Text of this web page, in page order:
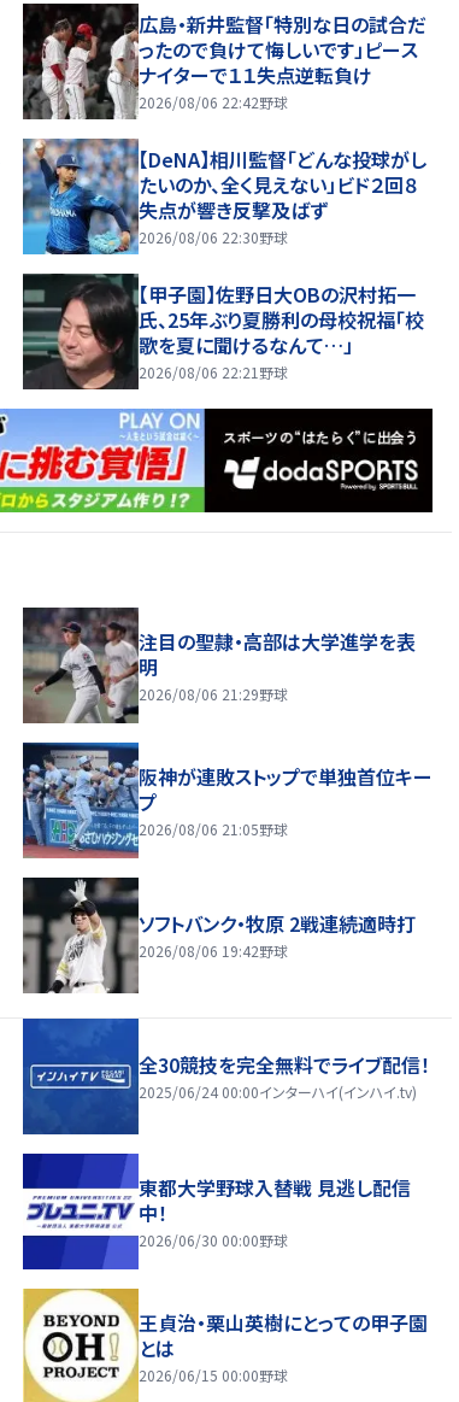
広島・新井監督「特別な日の試合だ
ったので負けて悔しいです」ピース
ナイターで１１失点逆転負け
2026/08/06 22:42野球
【DeNA】相川監督「どんな投球がし
たいのか、全く見えない」ビド２回８
失点が響き反撃及ばず
2026/08/06 22:30野球
【甲子園】佐野日大ОBの沢村拓一
氏、25年ぶり夏勝利の母校祝福「校
歌を夏に聞けるなんて…」
2026/08/06 22:21 野球
注目の聖隷・高部は大学進学を表
明
2026/08/06 21:29野球
阪神が連敗ストップで単独首位キー
プ
2026/08/06 21:05野球
ソフトバンク・牧原 2戦連続適時打
2026/08/06 19:42野球
全30競技を完全無料でライブ配信！
2025/06/24 00:00インターハイ(インハイ.tv)
東都大学野球入替戦 見逃し配信
中！
2026/06/30 00:00野球
王貞治・栗山英樹にとっての甲子園
とは
2026/06/15 00:00野球